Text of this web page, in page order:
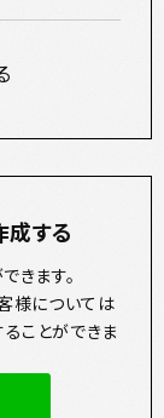
成する
きます。
様については
ことができま